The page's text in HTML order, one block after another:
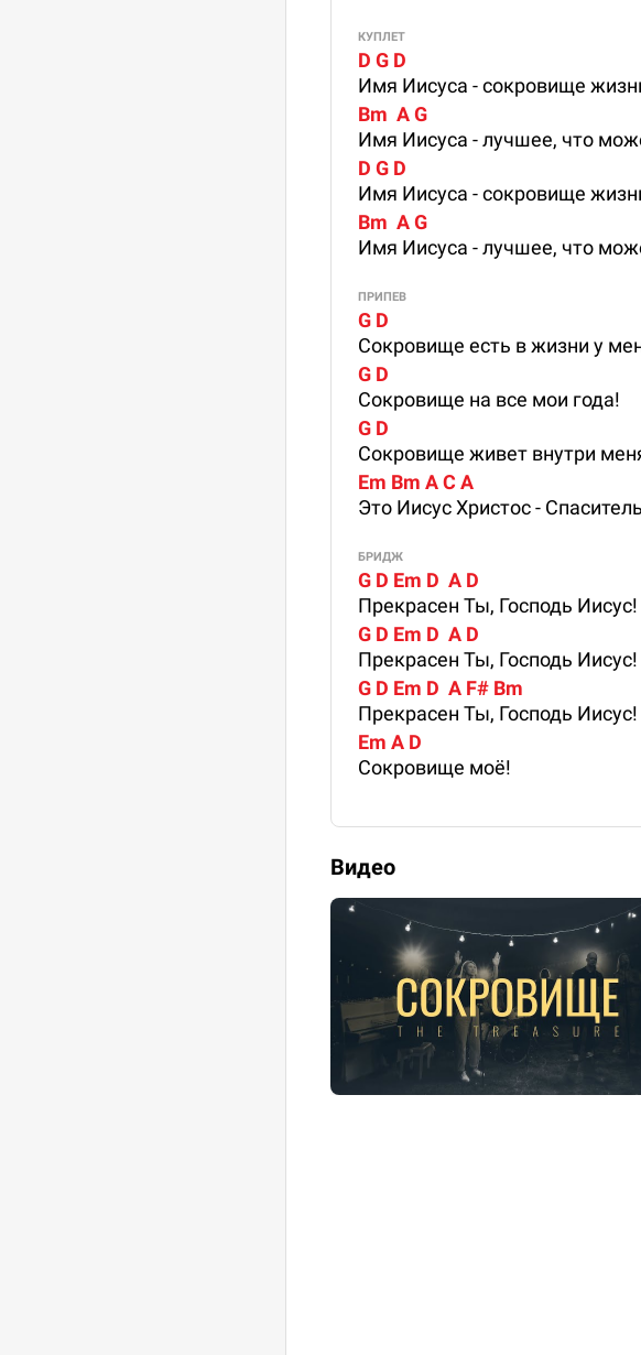
КУПЛЕТ
D G D
Имя Иисуса - сокровище
Bm  A G
Имя Иисуса - лучшее, что
D G D
Имя Иисуса - сокровище
Bm  A G
Имя Иисуса - лучшее, что
ПРИПЕВ
G D
Сокровище есть в жизни у
G D
Сокровище на все мои года!
G D
Сокровище живет внутри
Em Bm A C A
Это Иисус Христос -
БРИДЖ
G D Em D  A D
Прекрасен Ты, Господь Иисус!
G D Em D  A D
Прекрасен Ты, Господь Иисус!
G D Em D  A F# Bm
Прекрасен Ты, Господь Иисус!
Em A D
Сокровище моё!
Видео